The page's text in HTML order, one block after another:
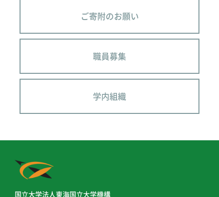
ご寄附のお願い
職員募集
学内組織
国立大学法人東海国立大学機構